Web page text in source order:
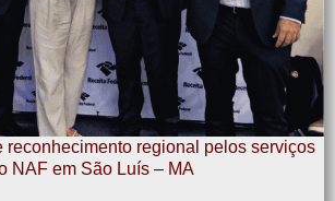
reconhecimento regional pelos serviços
NAF em São Luís – MA